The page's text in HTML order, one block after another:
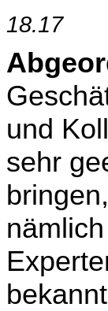
18.17
und
sehr